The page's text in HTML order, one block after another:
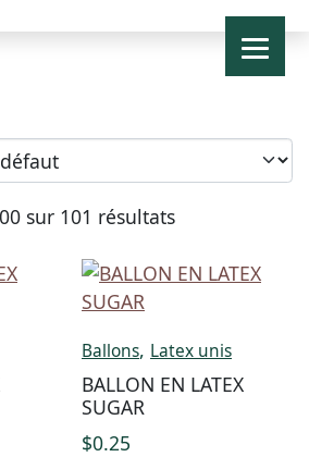
sur 101 résultats
Ballons, Latex unis
BALLON EN LATEX
SUGAR
$0.25